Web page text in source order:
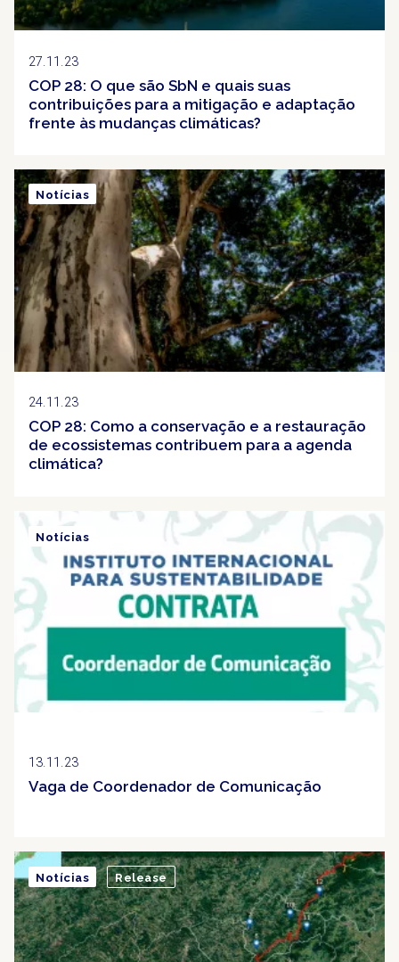
27.11.23
COP 28: O que são SbN e quais suas
contribuições para a mitigação e adaptação
frente às mudanças climáticas?
24.11.23
COP 28: Como a conservação e a restauração
de ecossistemas contribuem para a agenda
climática?
Notícias
13.11.23
Vaga de Coordenador de Comunicação
Notícias
Notícias Release